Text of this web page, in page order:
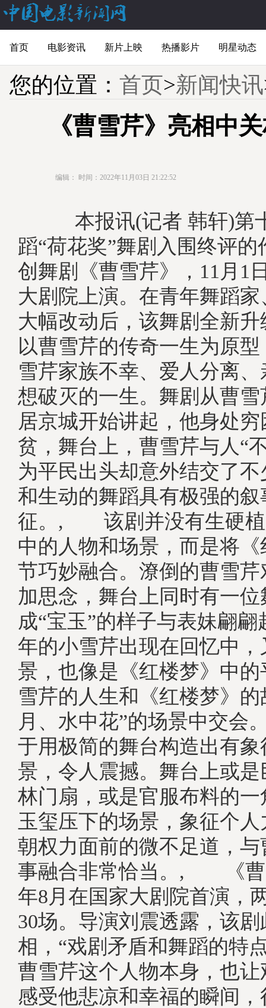
首页 电影资讯 新片上映 热播影片 明星动态
您的位置： 首页>新闻快讯
《曹雪芹》亮相中
编辑： 时间：2022年11月03日 21:22:52
本报讯(记者 韩轩)第
蹈“荷花奖”舞剧入围终评
创舞剧《曹雪芹》，11月1
大剧院上演。在青年舞蹈
大幅改动后，该舞剧全
以曹雪芹的传奇一生为原
雪芹家族不幸、爱人分离
想破灭的一生。舞剧从曹
居京城开始讲起，他身处
贫，舞台上，曹雪芹与人“
为平民出头却意外结交了
和生动的舞蹈具有极强的叙
征。, 该剧并没有生硬植
中的人物和场景，而是将
节巧妙融合。潦倒的曹雪
加思念，舞台上同时有一
成“宝玉”的样子与表妹翩
年的小雪芹出现在回忆中
景，也像是《红楼梦》中
雪芹的人生和《红楼梦》的
月、水中花”的场景中交
于用极简的舞台构造出有
景，令人震撼。舞台上或
林门扇，或是官服布料的
玉玺压下的场景，象征个
朝权力面前的微不足道，
事融合非常恰当。, 《曹
年8月在国家大剧院首演，
30场。导演刘震透露，该剧
相，“戏剧矛盾和舞蹈的特
曹雪芹这个人物本身，也
感受他悲凉和幸福的瞬间